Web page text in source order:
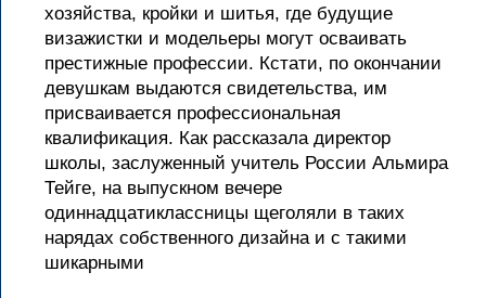
хозяйства, кройки и шитья, где будущие
визажистки и модельеры могут осваивать
престижные профессии. Кстати, по окончании
девушкам выдаются свидетельства, им
присваивается профессиональная
квалификация. Как рассказала директор
школы, заслуженный учитель России Альмира
Тейге, на выпускном вечере
одиннадцатиклассницы щеголяли в таких
нарядах собственного дизайна и с такими
шикарными